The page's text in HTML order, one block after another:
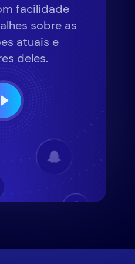
facilidade
sobre as
atuais e
deles.